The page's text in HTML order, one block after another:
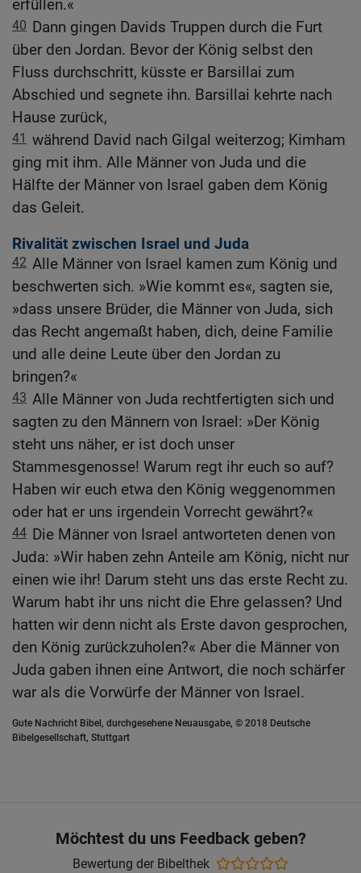
erfüllen.«
40 Dann gingen Davids Truppen durch die Furt
über den Jordan. Bevor der König selbst den
Fluss durchschritt, küsste er Barsillai zum
Abschied und segnete ihn. Barsillai kehrte nach
Hause zurück,
41 während David nach Gilgal weiterzog; Kimham
ging mit ihm. Alle Männer von Juda und die
Hälfte der Männer von Israel gaben dem König
das Geleit.
Rivalität zwischen Israel und Juda
42 Alle Männer von Israel kamen zum König und
beschwerten sich. »Wie kommt es«, sagten sie,
»dass unsere Brüder, die Männer von Juda, sich
das Recht angemaßt haben, dich, deine Familie
und alle deine Leute über den Jordan zu
bringen?«
43 Alle Männer von Juda rechtfertigten sich und
sagten zu den Männern von Israel: »Der König
steht uns näher, er ist doch unser
Stammesgenosse! Warum regt ihr euch so auf?
Haben wir euch etwa den König weggenommen
oder hat er uns irgendein Vorrecht gewährt?«
44 Die Männer von Israel antworteten denen von
Juda: »Wir haben zehn Anteile am König, nicht nur
einen wie ihr! Darum steht uns das erste Recht zu.
Warum habt ihr uns nicht die Ehre gelassen? Und
hatten wir denn nicht als Erste davon gesprochen,
den König zurückzuholen?« Aber die Männer von
Juda gaben ihnen eine Antwort, die noch schärfer
war als die Vorwürfe der Männer von Israel.
Gute Nachricht Bibel, durchgesehene Neuausgabe, © 2018 Deutsche
Bibelgesellschaft, Stuttgart
Möchtest du uns Feedback geben?
Bewertung der Bibelthek